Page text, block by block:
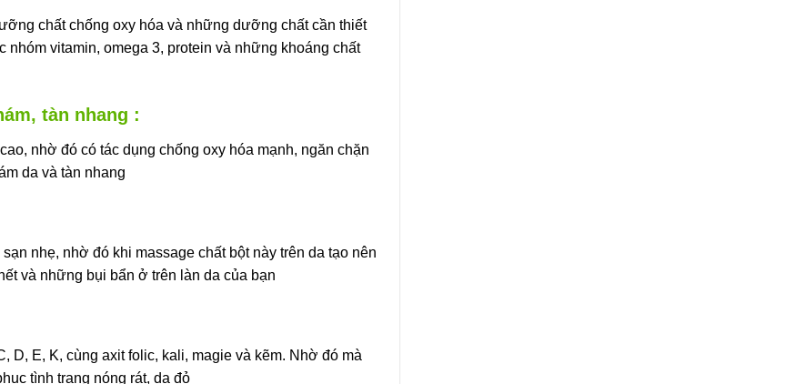
chất chống oxy hóa và những dưỡng chất cần thiết
nhóm vitamin, omega 3, protein và những khoáng chất
tàn nhang :
nhờ đó có tác dụng chống oxy hóa mạnh, ngăn chặn
da và tàn nhang
nhẹ, nhờ đó khi massage chất bột này trên da tạo nên
và những bụi bẩn ở trên làn da của bạn
D, E, K, cùng axit folic, kali, magie và kẽm. Nhờ đó mà
tình trạng nóng rát, da đỏ